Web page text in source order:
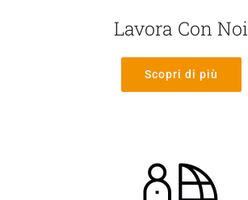
Lavora Con Noi
Scopri di più